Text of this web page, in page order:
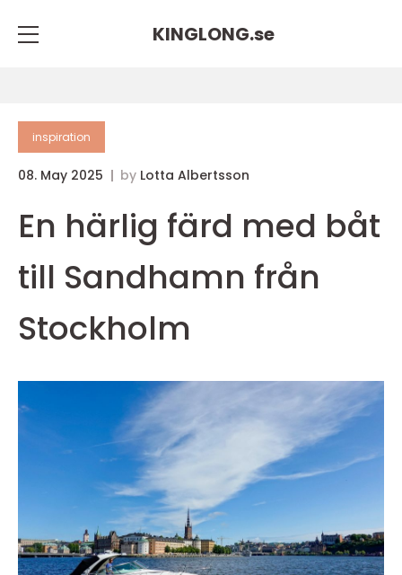
KINGLONG.se
inspiration
08. May 2025 by Lotta Albertsson
En härlig färd med båt
till Sandhamn från
Stockholm